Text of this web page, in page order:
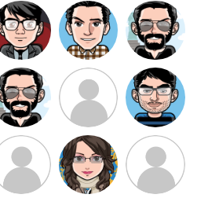
ممدرضا رضا کاظمی زهرا ~
مهدی فرهمند مهدی سلطانی داود رضیی
سامان راحمی امیردلتا امیروو